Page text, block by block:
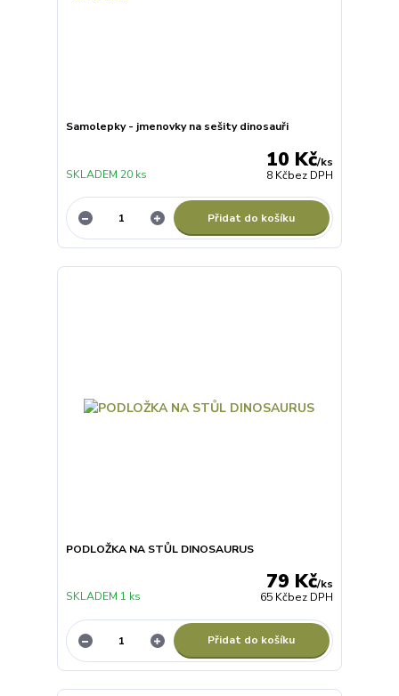
Samolepky - jmenovky na sešity dinosauři
10 Kč/ks
8 Kčbez DPH
SKLADEM 20 ks
Přidat do košíku
PODLOŽKA NA STŮL DINOSAURUS
79 Kč/ks
65 Kčbez DPH
SKLADEM 1 ks
Přidat do košíku